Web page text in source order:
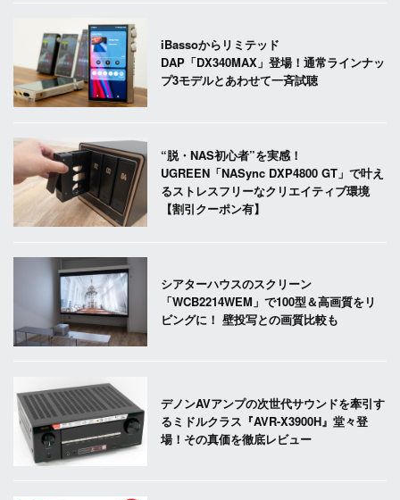
iBassoからリミテッド
DAP「DX340MAX」登場！通常ラインナッ
プ3モデルとあわせて一斉試聴
“脱・NAS初心者”を実感！
UGREEN「NASync DXP4800 GT」で叶え
るストレスフリーなクリエイティブ環境
【割引クーポン有】
シアターハウスのスクリーン
「WCB2214WEM」で100型＆高画質をリ
ビングに！ 壁投写との画質比較も
デノンAVアンプの次世代サウンドを牽引す
るミドルクラス『AVR-X3900H』堂々登
場！その真価を徹底レビュー